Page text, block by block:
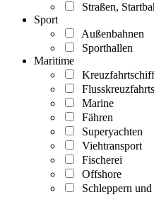
Straßen,
Sport
Außenbahnen
Sporthallen
Maritime
Marine
Fähren
Superyachten
Viehtransport
Fischerei
Offshore
Schleppern